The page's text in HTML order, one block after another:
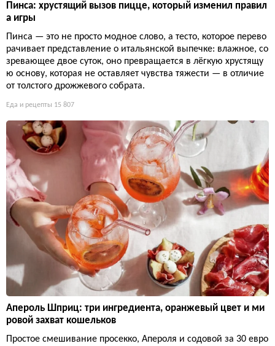
Пинса: хрустящий вызов пицце, который изменил правил
а игры
Пинса — это не просто модное слово, а тесто, которое перево
рачивает представление о итальянской выпечке: влажное, со
зревающее двое суток, оно превращается в лёгкую хрустящу
ю основу, которая не оставляет чувства тяжести — в отличие
от толстого дрожжевого собрата.
Еда и рецепты 15 807
Апероль Шприц: три ингредиента, оранжевый цвет и ми
ровой захват кошельков
Простое смешивание просекко, Апероля и содовой за 30 евро